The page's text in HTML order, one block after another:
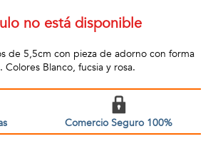
no está disponible
de 5,5cm con pieza de adorno con forma
Blanco, fucsia y rosa.
Comercio Seguro 100%